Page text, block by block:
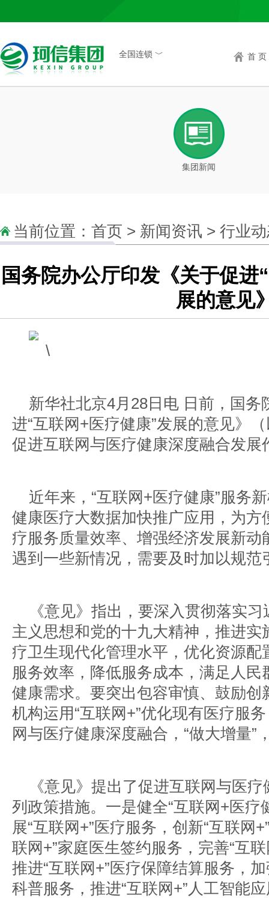
全国连锁 ﹀ 首 页
集团新闻
当前位置： 首页 > 新闻资讯 > 行业
国务院办公厅印发《关于促进
展的意见
新华社北京4月28日电 日前，国务
进“互联网+医疗健康”发展的意见》
促进互联网与医疗健康深度融合发展
近年来，“互联网+医疗健康”服务
健康医疗大数据加快推广应用，为
疗服务质量效率、增强经济发展新
遇到一些新情况，需要及时加以规范
《意见》指出，要深入贯彻落实
主义思想和党的十九大精神，推进
疗卫生现代化管理水平，优化资源
服务效率，降低服务成本，满足人
健康需求。要突出包容审慎、鼓励
机构运用“互联网+”优化现有医疗服
网与医疗健康深度融合，“做大增量”
《意见》提出了促进互联网与医
列政策措施。一是健全“互联网+医疗
展“互联网+”医疗服务，创新“互联网
联网+”家庭医生签约服务，完善“互
推进“互联网+”医疗保障结算服务，
科普服务，推进“互联网+”人工智能